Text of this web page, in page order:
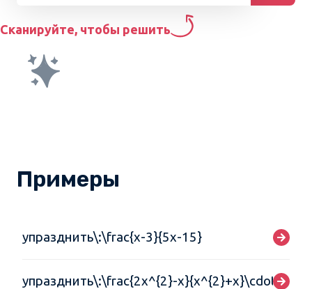
Сканируйте, чтобы решить
Примеры
упразднить\:\frac{x-3}{5x-15}
упразднить\:\frac{2x^{2}-